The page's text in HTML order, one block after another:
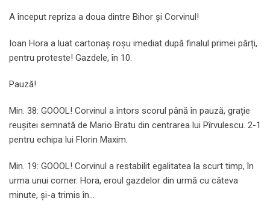
A început repriza a doua dintre Bihor și Corvinul!
Ioan Hora a luat cartonaș roșu imediat după finalul primei părți,
pentru proteste! Gazdele, în 10.
Pauză!
Min. 38: GOOOL! Corvinul a întors scorul până în pauză, grație
reușitei semnată de Mario Bratu din centrarea lui Pîrvulescu. 2-1
pentru echipa lui Florin Maxim.
Min. 19: GOOOL! Corvinul a restabilit egalitatea la scurt timp, în
urma unui corner. Hora, eroul gazdelor din urmă cu câteva
minute, și-a trimis în…